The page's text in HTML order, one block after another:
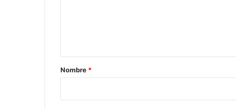
rNombre *